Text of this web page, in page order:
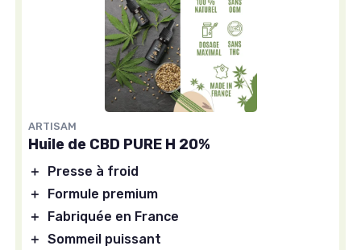
ARTISAM
Huile de CBD PURE H 20%
＋
Presse à froid
＋
Formule premium
＋
Fabriquée en France
＋ Sommeil puissant